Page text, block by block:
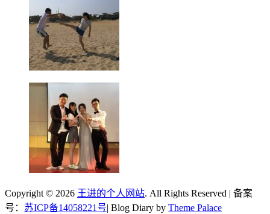
Copyright © 2026 王进的个人网站. All Rights Reserved | 备案
号： 苏ICP备14058221号| Blog Diary by Theme Palace